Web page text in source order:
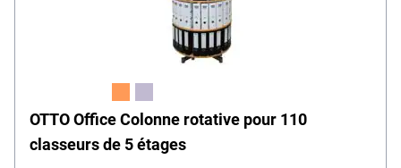
OTTO Office Colonne rotative pour 110
classeurs de 5 étages